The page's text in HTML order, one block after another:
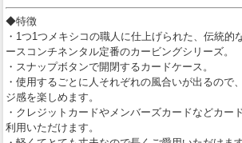
◆特徴
・1つ1つメキシコの職人に仕上げられた、伝統的
ースコンチネンタル定番のカービングシリーズ。
・スナップボタンで開閉するカードケース。
・使用するごとに人それぞれの風合いが出るので
ジ感を楽しめます。
・クレジットカードやメンバーズカードなどカー
利用いただけます。